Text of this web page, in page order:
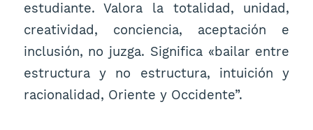
estudiante. Valora la totalidad, unidad,
creatividad, conciencia, aceptación e
inclusión, no juzga. Significa «bailar entre
estructura y no estructura, intuición y
racionalidad, Oriente y Occidente”.